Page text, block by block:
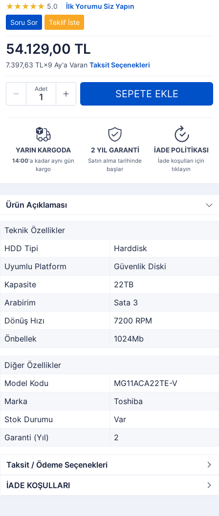
5.0
İlk Yorumu Siz Yapın
Soru Sor
Teklif İste
54.129,00 TL
7.397,63 TL×9 Ay'a Varan Taksit Seçenekleri
Adet
YARIN KARGODA
14:00'a kadar aynı gün
kargo
2 YILGARANTİ
Satın alma tarihinde
başlar
İADE POLİTİKASI
İade koşulları için
tıklayın
Ürün Açıklaması
Teknik Özellikler
HDD Tipi
Harddisk
Uyumlu Platform
Güvenlik Diski
Kapasite
22TB
Arabirim
Sata 3
Dönüş Hızı
7200 RPM
Önbellek
1024Mb
Diğer Özellikler
Model Kodu
MG11ACA22TE-V
Marka
Toshiba
Stok Durumu
Var
Garanti (Yıl)
2
Taksit / Ödeme Seçenekleri
İADE KOŞULLARI